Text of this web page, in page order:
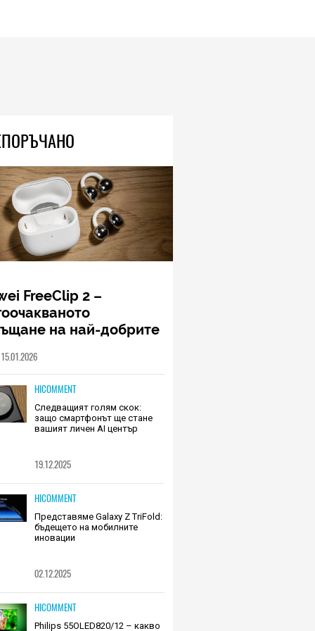
FreeClip 2 –
на най-добрите
15.01.2026
HICOMMENT
Следващият голям скок:
защо смартфонът ще стане
вашият личен AI център
19.12.2025
HICOMMENT
Представяме Galaxy Z TriFold:
бъдещето на мобилните
иновации
02.12.2025
HICOMMENT
Philips 55OLED820/12 – какво